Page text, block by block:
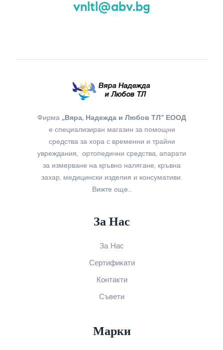
vnltl@abv.bg
Фирма „Вяра, Надежда и Любов ТЛ“ ЕООД
е специализиран магазин за помощни
средства за хора с временни и трайни
увреждания, ортопедични средства, апарати
за измерване на кръвно налягане, кръвна
захар, медицински изделия и консумативи.
Вижте още…
За Нас
За Нас
Сертификати
Контакти
Съвети
Марки